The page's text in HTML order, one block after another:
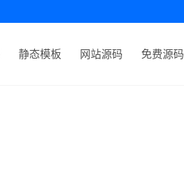
静态模板 网站源码 免费源码